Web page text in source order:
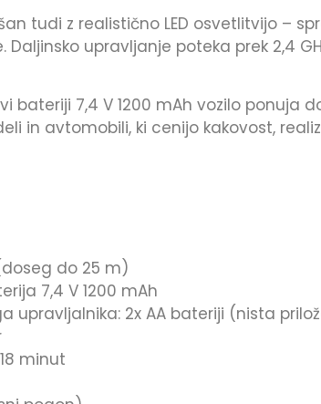
tudi z realistično LED osvetlitvijo –
Daljinsko upravljanje poteka prek 2,4
bateriji 7,4 V 1200 mAh vozilo ponuja
in avtomobili, ki cenijo kakovost,
do 25 m)
7,4 V 1200 mAh
upravljalnika: 2x AA bateriji (nista
minut